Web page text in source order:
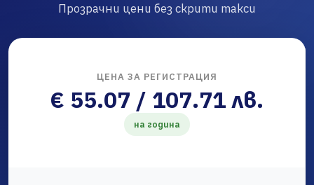
Прозрачни цени без скрити такси
ЦЕНА ЗА РЕГИСТРАЦИЯ
€ 55.07 / 107.71 лв.
на година